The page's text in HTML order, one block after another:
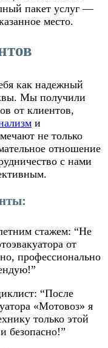
пакет услуг —
место.
как надежный
Мы получили
от клиентов,
и
не только
отношение
с нами
стажем: “Не
от
профессионально
: “После
«Мотовоз» я
только этой
безопасно!”